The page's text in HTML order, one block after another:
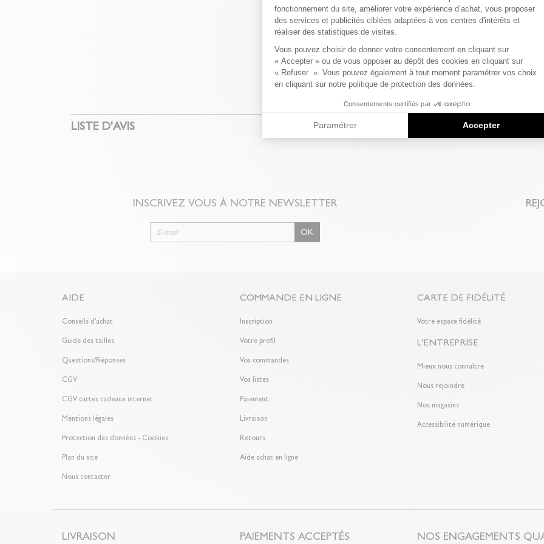
fonctionnement du site, améliorer votre expérience d’achat, vous proposer
des services et publicités ciblées adaptées à vos centres d'intérêts et
réaliser des statistiques de visites.
Vous pouvez choisir de donner votre consentement en cliquant sur
« Accepter » ou de vous opposer au dépôt des cookies en cliquant sur
« Refuser ». Vous pouvez également à tout moment paramétrer vos choix
en cliquant sur notre politique de protection des données.
Consentements certifiés par
Paramétrer Accepter
Composition et
NOS
Magasin Edji &
partenaire :
Colissimo
Vous avez
ou à vos frais
disponible
Qualités et
LISTE D'AVIS
INSCRIVEZ VOUS À NOTRE NEWSLETTER
OK
AIDE
Conseils d'achat
Guide des tailles
Questions/Réponses
CGV
CGV cartes cadeaux internet
Mentions légales
Protection des données - Cookies
Plan du site
Nous contacter
COMMANDE EN LIGNE
Inscription
Votre profil
Vos commandes
Vos listes
Paiement
Livraison
Retours
Aide achat en ligne
CARTE DE FIDÉLITÉ
Votre espace fidélité
L'ENTREPRISE
Mieux nous connaître
Nous rejoindre
Nos magasins
Accessibilité numérique
LIVRAISON PAIEMENTS ACCEPTÉS NOS ENGAGEMENTS